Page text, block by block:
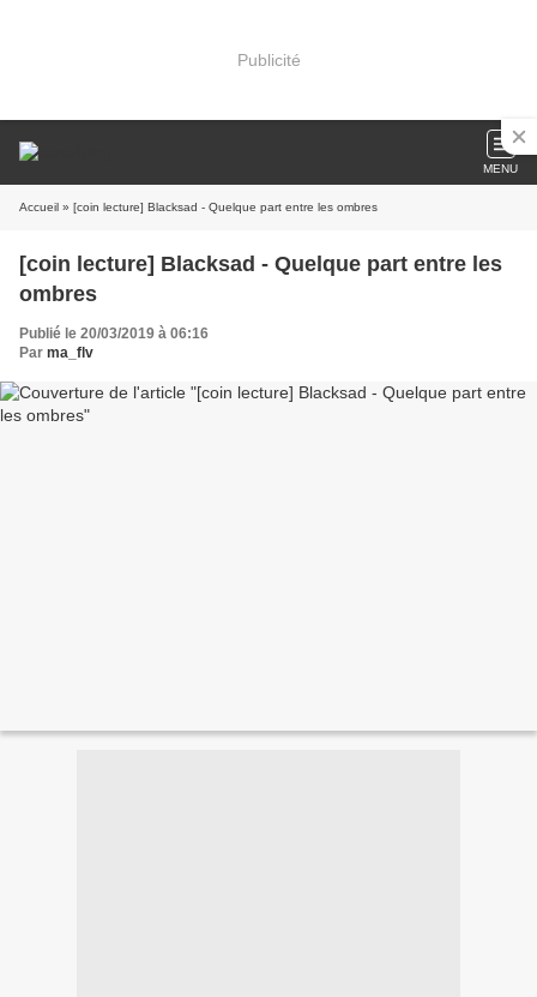
Publicité
MENU
Accueil » [coin lecture] Blacksad - Quelque part entre les ombres
[coin lecture] Blacksad - Quelque part entre les
ombres
Publié le 20/03/2019 à 06:16
Par ma_flv